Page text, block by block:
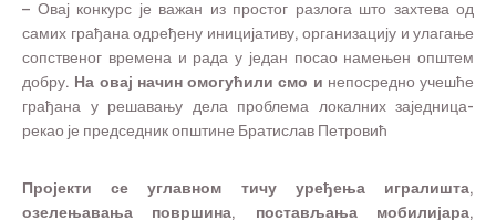
– Овај конкурс је важан из простог разлога што захтева од
самих грађана одређену иницијативу, организацију и улагање
сопственог времена и рада у један посао намењен општем
добру. На овај начин омогућили смо и непосредно учешће
грађана у решавању дела проблема локалних заједница-
рекао је председник општине Братислав Петровић
Пројекти се углавном тичу уређења игралишта,
озелењавања површина, постављања мобилијара,